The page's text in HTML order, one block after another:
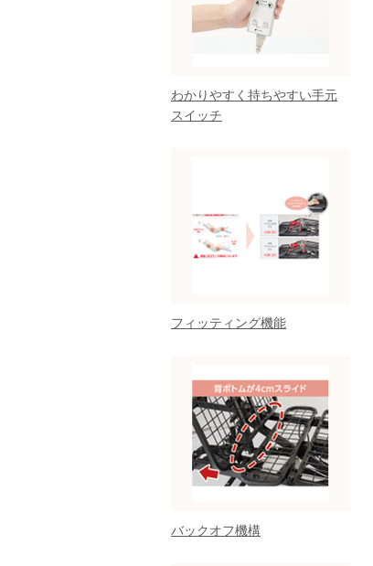
わかりやすく持ちやすい手元
スイッチ
フィッティング機能
バックオフ機構